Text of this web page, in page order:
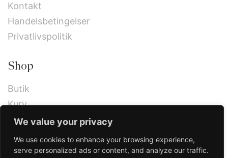
We value your privacy
We use cookies to enhance your browsing experience,
serve personalized ads or content, and analyze our traffic.
Kontakt
Handelsbetingelser
Privatlivspolitik
Shop
Butik
Kurv
Kassen